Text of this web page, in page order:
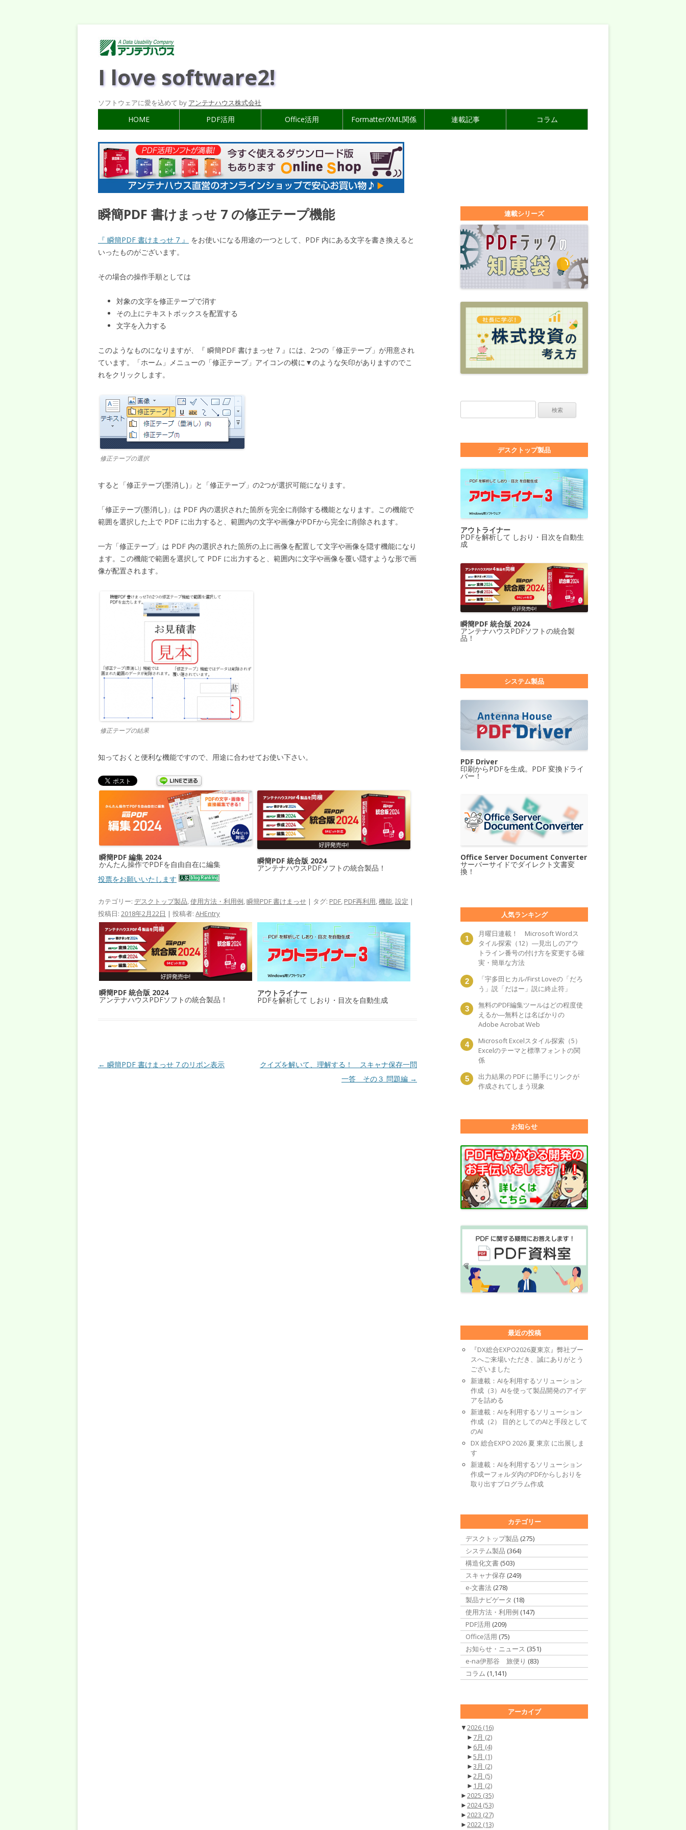
I love software2!
ソフトウェアに愛を込めて by アンテナハウス株式会社
HOME PDF活用 Office活用 Formatter/XML関係 連載記事 コラム
瞬簡PDF 書けまっせ 7 の修正テープ機能
『 瞬簡PDF 書けまっせ 7 』
をお使いになる用途の一つとして、PDF 内にある文字を書き換えると
いったものがございます。
その場合の操作手順としては
対象の文字を修正テープで消す
その上にテキストボックスを配置する
文字を入力する
このようなものになりますが、『 瞬簡PDF 書けまっせ 7 』には、2つの「修正テープ」が用意され
ています。「ホーム」メニューの「修正テープ」アイコンの横に▼のような矢印がありますのでこ
れをクリックします。
修正テープの選択
すると「修正テープ(墨消し)」と「修正テープ」の2つが選択可能になります。
「修正テープ(墨消し)」は PDF 内の選択された箇所を完全に削除する機能となります。この機能で
範囲を選択した上で PDF に出力すると、範囲内の文字や画像がPDFから完全に削除されます。
一方「修正テープ」は PDF 内の選択された箇所の上に画像を配置して文字や画像を隠す機能になり
ます。この機能で範囲を選択して PDF に出力すると、範囲内に文字や画像を覆い隠すような形で画
像が配置されます。
修正テープの結果
知っておくと便利な機能ですので、用途に合わせてお使い下さい。
瞬簡PDF 編集 2024
かんたん操作でPDFを自由自在に編集 瞬簡PDF 統合版 2024
アンテナハウスPDFソフトの統合製品！
投票をお願いいたします
カテゴリー: デスクトップ製品,使用方法・利用例,瞬簡PDF 書けまっせ | タグ: PDF, PDF再利用,機能,設定 |
投稿日: 2018年2月22日 | 投稿者: AHEntry
瞬簡PDF 統合版 2024
アンテナハウスPDFソフトの統合製品！
アウトライナー
PDFを解析して しおり・目次を自動生成
投稿ナビゲーション
← 瞬簡PDF 書けまっせ 7 のリボン表示
クイズを解いて、理解する！ スキャナ保存一問
一答 その３ 問題編 →
連載シリーズ
デスクトップ製品
アウトライナー
PDFを解析して しおり・目次を自動生
成
瞬簡PDF 統合版 2024
アンテナハウスPDFソフトの統合製
品！
システム製品
PDF Driver
印刷からPDFを生成。PDF 変換ドライ
バー！
Office Server Document Converter
サーバーサイドでダイレクト文書変
換！
人気ランキング
月曜日連載！ Microsoft Wordス
タイル探索（12）―見出しのアウ
トライン番号の付け方を変更する確
実・簡単な方法
「宇多田ヒカル/First Loveの「だろ
う」説「だはー」説に終止符」
無料のPDF編集ツールはどの程度使
えるか―無料とは名ばかりの
Adobe Acrobat Web
Microsoft Excelスタイル探索（5）
Excelのテーマと標準フォントの関
係
出力結果の PDF に勝手にリンクが
作成されてしまう現象
お知らせ
最近の投稿
『DX総合EXPO2026夏東京』弊社ブー
スへご来場いただき、誠にありがとう
ございました
新連載：AIを利用するソリューション
作成（3）AIを使って製品開発のアイデ
アを詰める
新連載：AIを利用するソリューション
作成（2） 目的としてのAIと手段として
のAI
DX 総合EXPO 2026 夏 東京 に出展しま
す
新連載：AIを利用するソリューション
作成ーフォルダ内のPDFからしおりを
取り出すプログラム作成
カテゴリー
デスクトップ製品 (275)
システム製品 (364)
構造化文書 (503)
スキャナ保存 (249)
e-文書法 (278)
製品ナビゲータ (18)
使用方法・利用例 (147)
PDF活用 (209)
Office活用 (75)
お知らせ・ニュース (351)
e-na伊那谷 旅便り (83)
コラム (1,141)
アーカイブ
▼2026 (16)
► 7月 (2)
► 6月 (4)
►5月 (1)
►3月 (2)
►2月 (5)
► 1月 (2)
►2025 (35)
►2024(53)
►2023 (27)
►2022 (13)